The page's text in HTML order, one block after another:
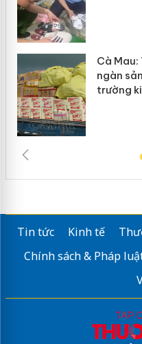
Cà
ngàn
trường
Tin tức Kinh tế
Chính sách & Pháp